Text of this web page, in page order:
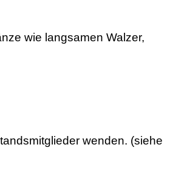
wie langsamen Walzer,
wenden. (siehe